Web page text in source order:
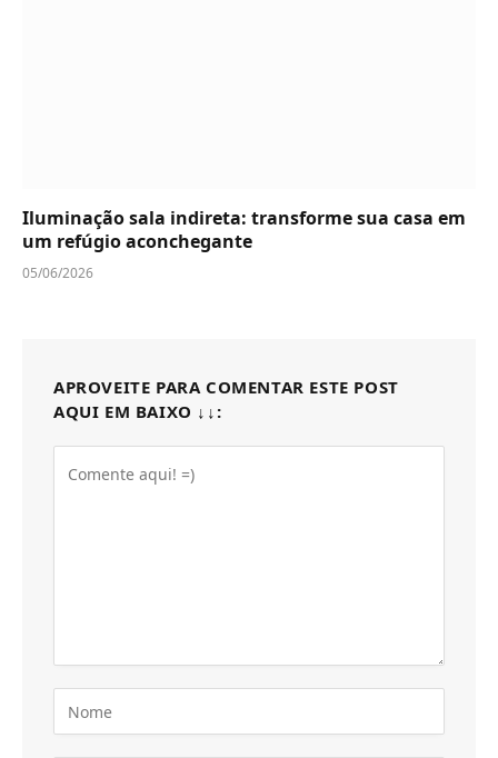
Iluminação sala indireta: transforme sua casa em
um refúgio aconchegante
05/06/2026
APROVEITE PARA COMENTAR ESTE POST
AQUI EM BAIXO ↓↓: